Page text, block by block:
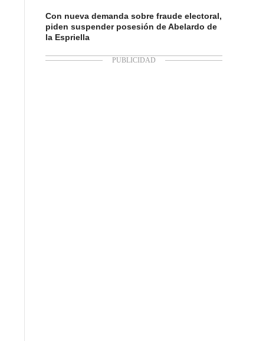
Con nueva demanda sobre fraude electoral,
piden suspender posesión de Abelardo de
la Espriella